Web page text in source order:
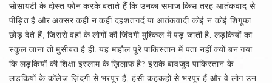
सोसायटी के दोस्त फोन करके बताते हैं कि उनका समाज किस तरह आतंकवाद से
पीड़ित है और अक्सर कहीं न कहीं दहशतगर्द या आतंकवादी कोई न कोई शिगूफा
छोड़ देते हैं, जिससे वहां के लोगों की ज़िंदगी मुश्किल में पड़ जाती है. लड़कियों का
स्कूल जाना तो मुसीबत है ही. यह माहौल पूरे पाकिस्तान में पता नहीं क्यों बन गया
कि लड़कियों की शिक्षा इस्लाम के ख़िला़फ है? इसके बावजूद पाकिस्तान के
लड़कियों के कॉलेज ज़िंदगी से भरपूर हैं, हंसी-कहकहों से भरपूर हैं और वे लोग उन